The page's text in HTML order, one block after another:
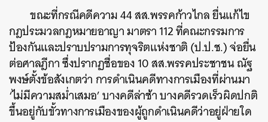
ขณะที่กรณีคดีความ 44 สส.พรรคก้าวไกล ยื่นแก้ไข
กฎประมวลกฎหมายอาญา มาตรา 112 ที่คณะกรรมการ
ป้องกันและปราบปรามการทุจริตแห่งชาติ (ป.ป.ช.) จ่อยื่น
ต่อศาลฎีกา ซึ่งปรากฏชื่อของ 10 สส.พรรคประชาชน ณัฐ
พงษ์ตั้งข้อสังเกตว่า การดำเนินคดีทางการเมืองที่ผ่านมา
‘ไม่มีความสม่ำเสมอ’ บางคดีล่าช้า บางคดีรวดเร็วผิดปกติ
ขึ้นอยู่กับขั้วทางการเมืองของผู้ถูกดำเนินคดีว่าอยู่ฝ่ายใด